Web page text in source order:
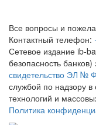
Все вопросы и
Контактный телефон:
Сетевое издание ib-
безопасность
свидетельство ЭЛ №
службой по надзору
технологий и
Политика